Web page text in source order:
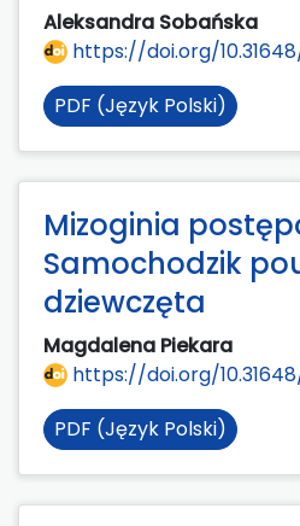
Aleksandra Sobańska
https://doi.org/
PDF (Język Polski)
Mizoginia
Samochodzik
dziewczęta
Magdalena Piekara
https://doi.org/
PDF (Język Polski)